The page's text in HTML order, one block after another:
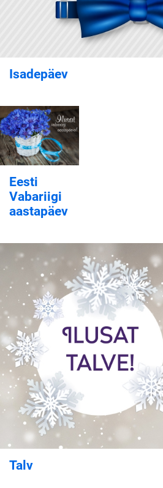
Isadepäev
Eesti
Vabariigi
aastapäev
Talv